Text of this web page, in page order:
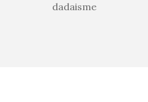
dadaisme